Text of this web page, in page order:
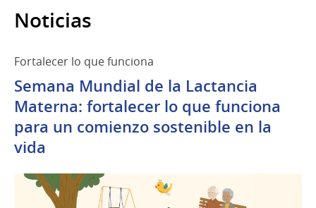
Noticias
Fortalecer lo que funciona
Semana Mundial de la Lactancia
Materna: fortalecer lo que funciona
para un comienzo sostenible en la
vida